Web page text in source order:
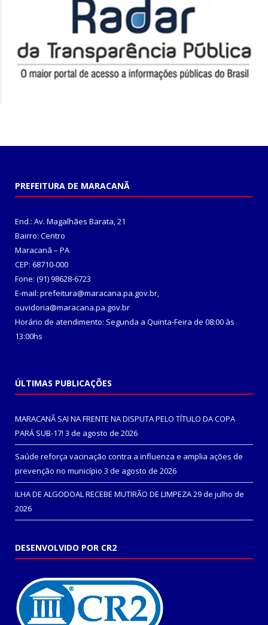
PREFEITURA DE MARACANÃ
End.: Av. Magalhães Barata, 21
Bairro: Centro
Maracanã – PA
CEP: 68710-000
Fone: (91) 98628-6723
E-mail: prefeitura@maracana.pa.gov.br,
ouvidoria@maracana.pa.gov.br
Horário de atendimento: Segunda a Quinta-Feira de 08:00 às
13:00hs
ÚLTIMAS PUBLICAÇÕES
MARACANÃ SAI NA FRENTE NA DISPUTA PELO TÍTULO DA COPA
PARÁ SUB-17! 3 de agosto de 2026
Saúde reforça vacinação contra a influenza e amplia ações de
prevenção no município 3 de agosto de 2026
ILHA DE ALGODOAL RECEBE MUTIRÃO DE LIMPEZA29 de julho de
2026
DESENVOLVIDO POR CR2